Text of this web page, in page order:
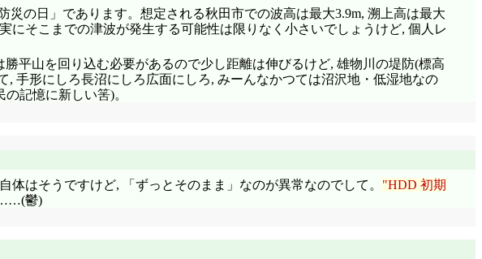
の日」であります。想定される秋田市での波高は最大3.9m, 溯上高は最大
そこまでの津波が発生する可能性は限りなく小さいでしょうけど, 個人レ
平山を回り込む必要があるので少し距離は伸びるけど, 雄物川の堤防(標高
手形にしろ長沼にしろ広面にしろ, みーんなかつては沼沢地・低湿地なの
記憶に新しい筈)。
はそうですけど, 「ずっとそのまま」なのが異常なのでして。
HDD 初期
……(鬱)